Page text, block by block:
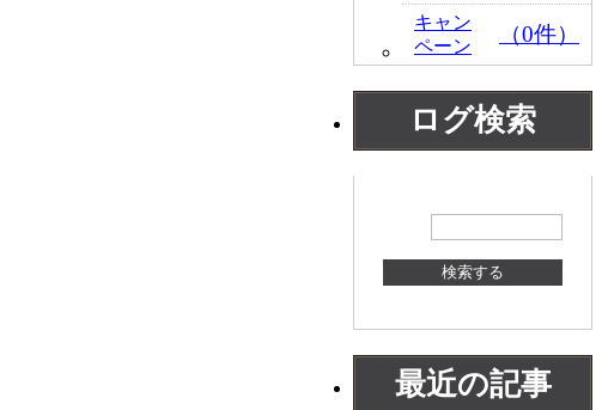
キャン
ペーン
（0件）
ログ検索
最近の記事